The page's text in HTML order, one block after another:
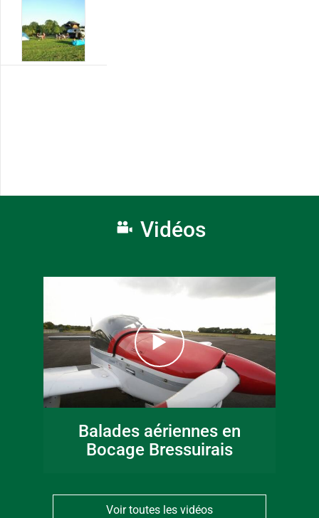
Vidéos
Balades aériennes en
Bocage Bressuirais
Voir toutes les vidéos